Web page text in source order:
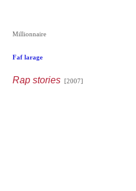
Millionnaire
Faf larage
Rap stories[2007]